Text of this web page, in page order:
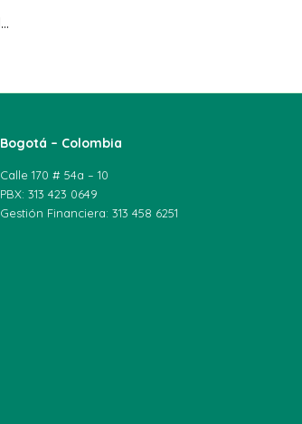
UNIAGRARIA fortalece su Sistema Interno de Aseguramiento de la Calidad en articulación con el Ministerio de Educación Nacional y la Institución Universitaria Pascual Bravo
Bogotá – Colombia
Calle 170 # 54a – 10
PBX: 313 423 0649
Gestión Financiera: 313 458 6251